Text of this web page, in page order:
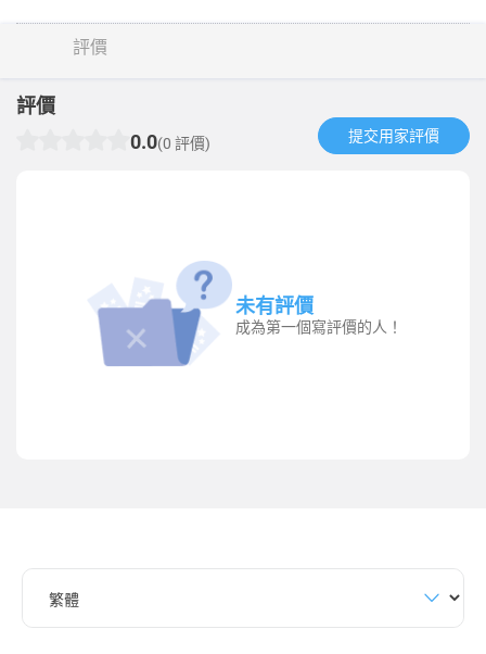
評價
評價
0.0(0 評價) 提交用家評價​
未有評價
成為第一個寫評價的人！